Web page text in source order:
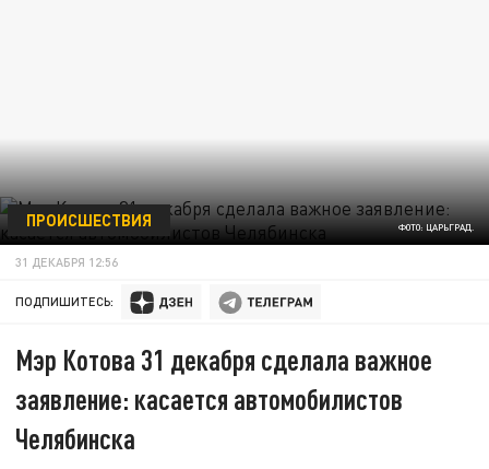
ФОТО: ЦАРЬГРАД.
ПРОИСШЕСТВИЯ
31 ДЕКАБРЯ 12:56
ПОДПИШИТЕСЬ:
Мэр Котова 31 декабря сделала важное
заявление: касается автомобилистов
Челябинска